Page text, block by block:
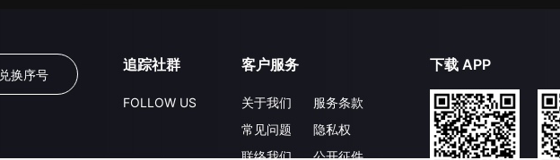
兑换序号
追踪社群
FOLLOW US
客户服务
关于我们
常见问题
联络我们
服务条款
隐私权
公开征件
下载 APP